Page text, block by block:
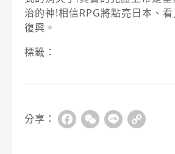
治的神!相信RPG將點亮日本、
復興。
標籤：
分享： FacebookWeChat
Line